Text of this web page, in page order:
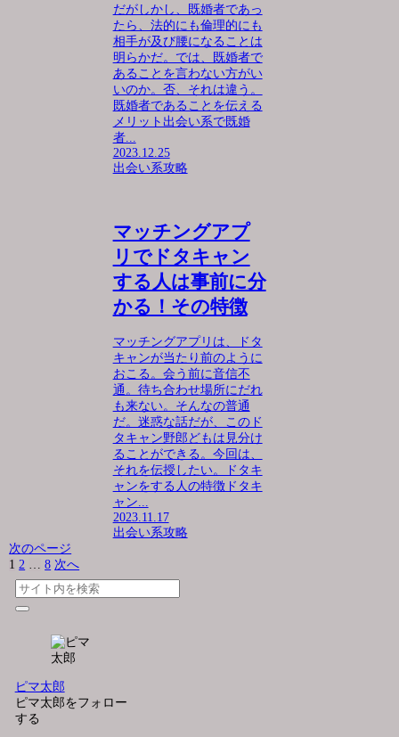
だがしかし、既婚者であっ
たら、法的にも倫理的にも
相手が及び腰になることは
明らかだ。では、既婚者で
あることを言わない方がい
いのか。否、それは違う。
既婚者であることを伝える
メリット出会い系で既婚
者...
2023.12.25
出会い系攻略
マッチングアプ
リでドタキャン
する人は事前に分
かる！その特徴
マッチングアプリは、ドタ
キャンが当たり前のように
おこる。会う前に音信不
通。待ち合わせ場所にだれ
も来ない。そんなの普通
だ。迷惑な話だが、このド
タキャン野郎どもは見分け
ることができる。今回は、
それを伝授したい。ドタキ
ャンをする人の特徴ドタキ
ャン...
2023.11.17
出会い系攻略
次のページ
1 2 … 8 次へ
ピマ太郎
ピマ太郎をフォロー
する